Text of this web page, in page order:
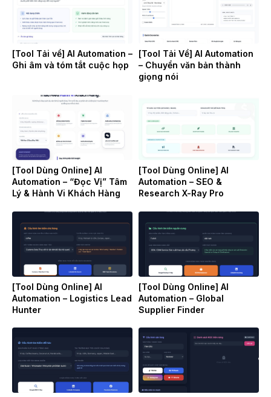
[Tool Tải về] AI Automation –
Ghi âm và tóm tắt cuộc họp
[Tool Tải Về] AI Automation
– Chuyển văn bản thành
giọng nói
[Tool Dùng Online] AI
Automation – “Đọc Vị” Tâm
Lý & Hành Vi Khách Hàng
[Tool Dùng Online] AI
Automation – SEO &
Research X-Ray Pro
[Tool Dùng Online] AI
Automation – Logistics Lead
Hunter
[Tool Dùng Online] AI
Automation – Global
Supplier Finder